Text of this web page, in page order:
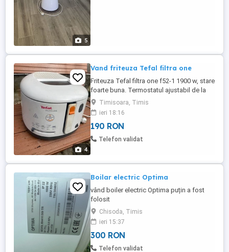
5
4
Vand friteuza Tefal filtra one
Friteuza Tefal filtra one f52-1 1900 w, stare
foarte buna. Termostatul ajustabil de la
150 C la 190 C
Timisoara, Timis
ieri 18:16
190 RON
Telefon validat
Boilar electric Optima
vând boiler electric Optima puțin a fost
folosit
Chisoda, Timis
ieri 15:37
300 RON
Telefon validat